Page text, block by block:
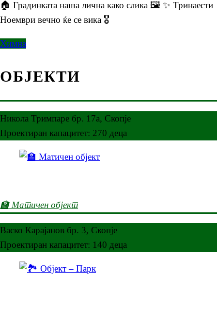
🏠 Градинката наша лична како слика 🖼️ ✨ Тринаести
Ноември вечно ќе се вика 🎖️
Химна
ОБЈЕКТИ
Никола Тримпаре бр. 17а, Скопје
Проектиран капацитет: 270 деца
🏫 Матичен објект
Васко Карајанов бр. 3, Скопје
Проектиран капацитет: 140 деца